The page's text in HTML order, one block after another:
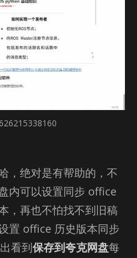
，绝对是有帮助的，不
内可以设置同步 of­fice
，再也不怕找不到旧稿
置 of­fice 历史版本同步
看到保存到夸克网盘每